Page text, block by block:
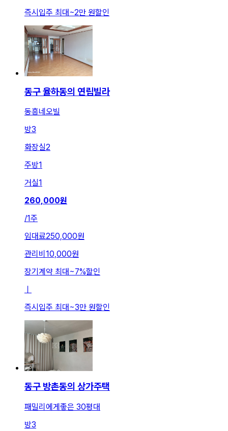
즉시입주 최대~2만 원할인
동구 율하동의 연립빌라
동흥네오빌
방3
화장실2
주방1
거실1
260,000원
/1주
임대료250,000원
관리비 10,000원
장기계약 최대 ~7%할인
즉시입주 최대 ~3만 원할인
동구 방촌동의 상가주택
패밀리에게좋은 30평대
방3